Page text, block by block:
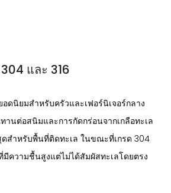
และ 316
ดนิยมสำหรับครัวและเฟอร์นิเจอร์กลาง
นต่อสนิมและการกัดกร่อนจากเกลือทะเล
ดสำหรับพื้นที่ติดทะเล ในขณะที่เกรด 304
ความชื้นสูงแต่ไม่ได้สัมผัสทะเลโดยตรง